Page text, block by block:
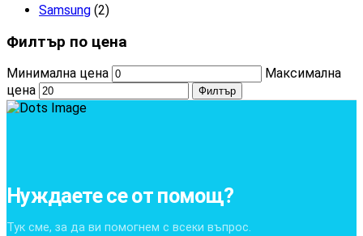
Samsung (2)
Филтър по цена
Минимална цена
Максимална
цена
Филтър
Нуждаете се от помощ?
Тук сме, за да ви помогнем с всеки въпрос.